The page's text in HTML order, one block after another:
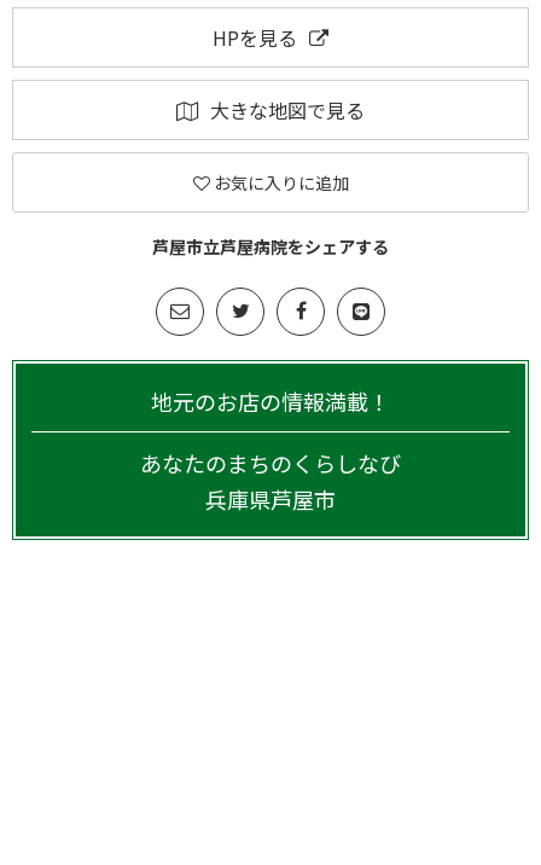
HPを見る
大きな地図で見る
お気に入りに追加
芦屋市立芦屋病院をシェアする
地元のお店の情報満載！
あなたのまちのくらしなび
兵庫県芦屋市